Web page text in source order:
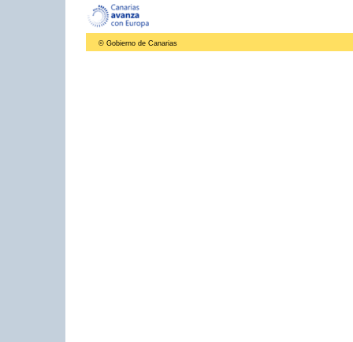
© Gobierno de Canarias